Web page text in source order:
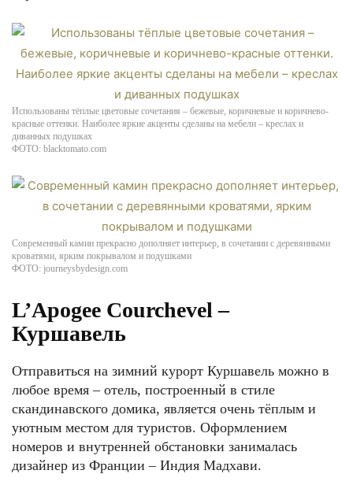
Использованы тёплые цветовые сочетания – бежевые, коричневые и коричнево-
красные оттенки. Наиболее яркие акценты сделаны на мебели – креслах и
диванных подушках
ФОТО: blacktomato.com
Современный камин прекрасно дополняет интерьер, в сочетании с деревянными
кроватями, ярким покрывалом и подушками
ФОТО: journeysbydesign.com
L’Apogee Courchevel –
Куршавель
Отправиться на зимний курорт Куршавель можно в
любое время – отель, построенный в стиле
скандинавского домика, является очень тёплым и
уютным местом для туристов. Оформлением
номеров и внутренней обстановки занималась
дизайнер из Франции – Индия Мадхави.